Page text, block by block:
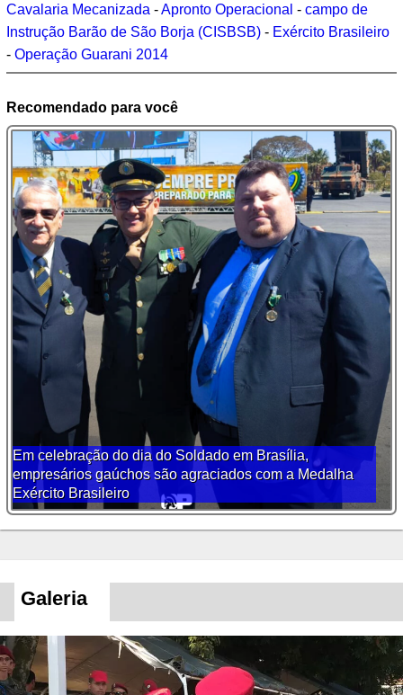
Cavalaria Mecanizada -Apronto Operacional - campo de
Instrução Barão de São Borja (CISBSB) - Exército Brasileiro
- Operação Guarani 2014
Recomendado para você
Em celebração do dia do Soldado em Brasília,
empresários gaúchos são agraciados com a Medalha
Exército Brasileiro
Galeria